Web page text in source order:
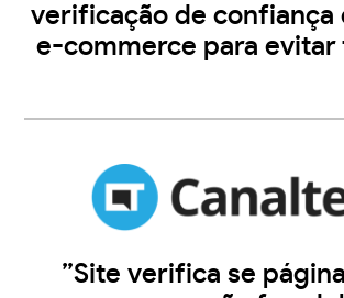
verificação de confiança
e-commerce para evitar
”Site verifica se